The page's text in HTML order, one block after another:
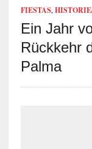
FIESTAS,
Ein Jahr
Rückkehr
Palma